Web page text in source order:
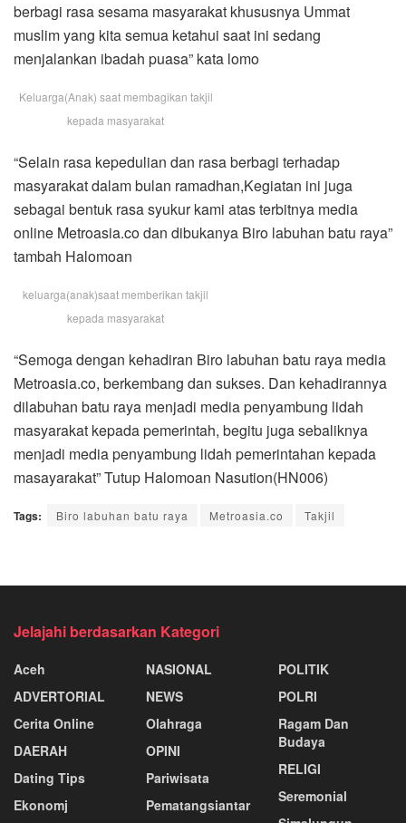
berbagi rasa sesama masyarakat khususnya Ummat
muslim yang kita semua ketahui saat ini sedang
menjalankan ibadah puasa” kata lomo
Keluarga(Anak) saat membagikan takjil
kepada masyarakat
“Selain rasa kepedulian dan rasa berbagi terhadap
masyarakat dalam bulan ramadhan,Kegiatan ini juga
sebagai bentuk rasa syukur kami atas terbitnya media
online Metroasia.co dan dibukanya Biro labuhan batu raya”
tambah Halomoan
keluarga(anak)saat memberikan takjil
kepada masyarakat
“Semoga dengan kehadiran Biro labuhan batu raya media
Metroasia.co, berkembang dan sukses. Dan kehadirannya
dilabuhan batu raya menjadi media penyambung lidah
masyarakat kepada pemerintah, begitu juga sebaliknya
menjadi media penyambung lidah pemerintahan kepada
masayarakat” Tutup Halomoan Nasution(HN006)
Tags: Biro labuhan batu raya Metroasia.co Takjil
Jelajahi berdasarkan Kategori
Aceh
ADVERTORIAL
Cerita Online
DAERAH
Dating Tips
Ekonomj
NASIONAL
NEWS
Olahraga
OPINI
Pariwisata
Pematangsiantar
POLITIK
POLRI
Ragam Dan
Budaya
RELIGI
Seremonial